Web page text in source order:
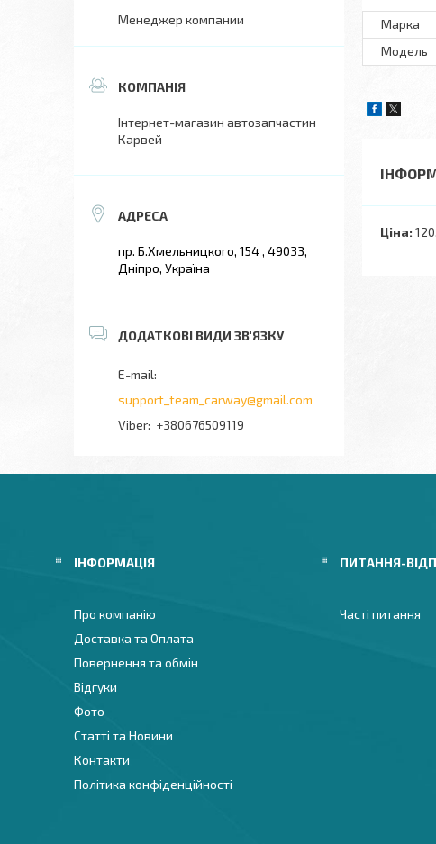
Марка
Мoдель
Ціна:
Менеджер компании
Інтернет-магазин автозапчастин
Карвей
пр. Б.Хмельницкого, 154 , 49033,
Дніпро, Україна
support_team_carway@gmail.com
+380676509119
ІНФОРМАЦІЯ
Про компанію
Доставка та Оплата
Повернення та обмін
Відгуки
Фото
Статті та Новини
Контакти
Політика конфіденційності
ПИТАННЯ-
Часті питання